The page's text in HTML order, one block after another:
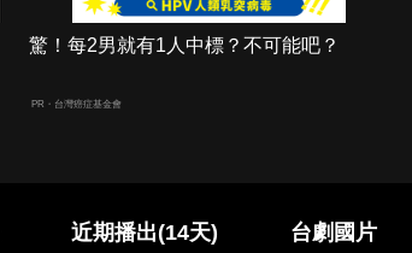
驚！每2男就有1人中標？不可能吧？
PR・台灣癌症基金會
近期播出(14天)
台劇國片